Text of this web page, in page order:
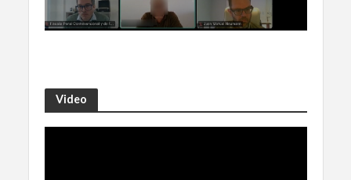
Video